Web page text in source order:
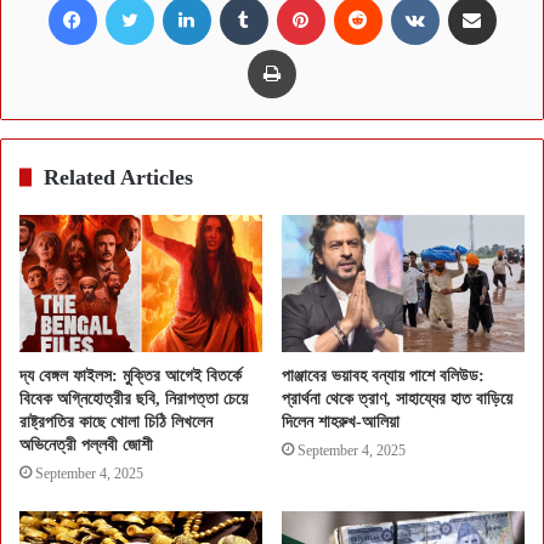
Print
Related Articles
দ্য বেঙ্গল ফাইলস: মুক্তির আগেই বিতর্কে
বিবেক অগ্নিহোত্রীর ছবি, নিরাপত্তা চেয়ে
রাষ্ট্রপতির কাছে খোলা চিঠি লিখলেন
অভিনেত্রী পল্লবী জোশী
September 4, 2025
পাঞ্জাবের ভয়াবহ বন্যায় পাশে বলিউড:
প্রার্থনা থেকে ত্রাণ, সাহায্যের হাত বাড়িয়ে
দিলেন শাহরুখ-আলিয়া
September 4, 2025